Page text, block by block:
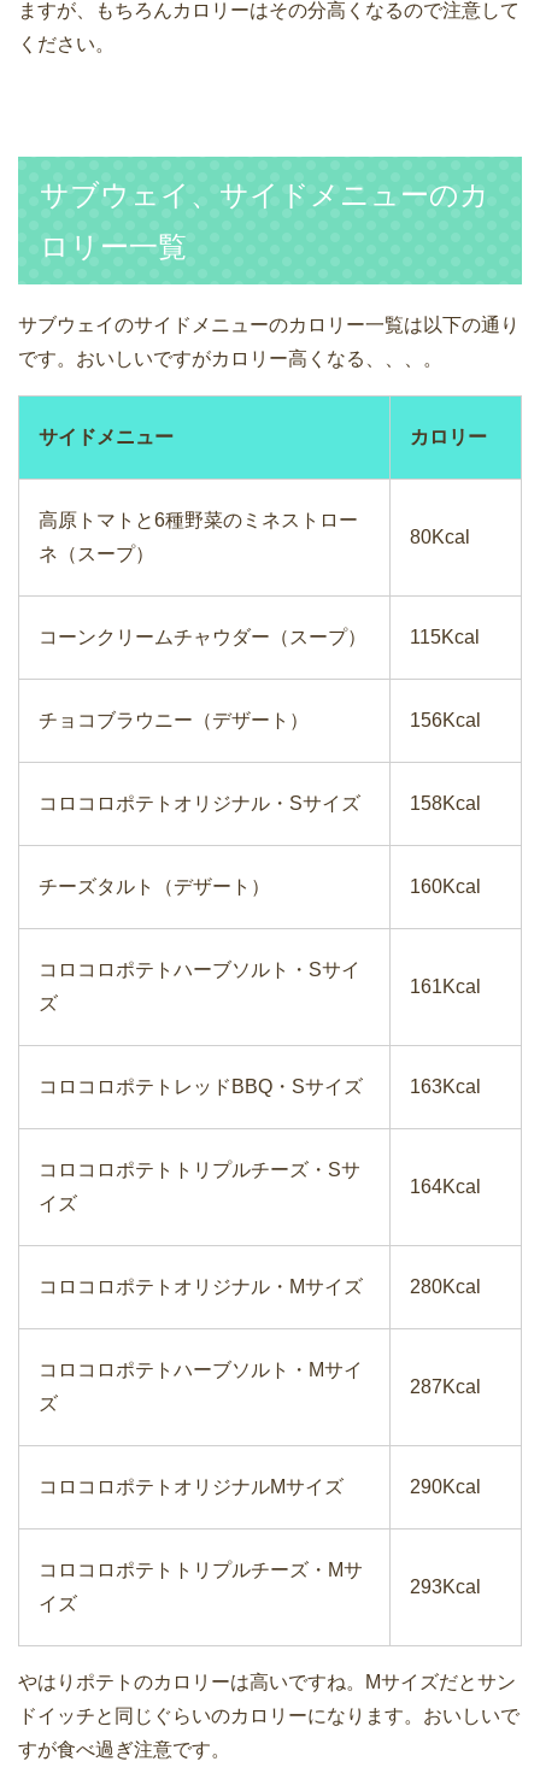
ますが、もちろんカロリーはその分高くなるので注意して
ください。
サブウェイ、サイドメニューのカ
ロリー一覧
サブウェイのサイドメニューのカロリー一覧は以下の通り
です。おいしいですがカロリー高くなる、、、。
サイドメニュー カロリー
高原トマトと6種野菜のミネストロー
ネ（スープ）
80Kcal
コーンクリームチャウダー（スープ） 115Kcal
チョコブラウニー（デザート） 156Kcal
コロコロポテトオリジナル・Sサイズ 158Kcal
チーズタルト（デザート） 160Kcal
コロコロポテトハーブソルト・Sサイ
ズ
161Kcal
コロコロポテトレッドBBQ・Sサイズ 163Kcal
コロコロポテトトリプルチーズ・Sサ
イズ
164Kcal
コロコロポテトオリジナル・Mサイズ 280Kcal
コロコロポテトハーブソルト・Mサイ
ズ
287Kcal
コロコロポテトオリジナルMサイズ 290Kcal
コロコロポテトトリプルチーズ・Mサ
イズ
293Kcal
やはりポテトのカロリーは高いですね。Mサイズだとサン
ドイッチと同じぐらいのカロリーになります。おいしいで
すが食べ過ぎ注意です。